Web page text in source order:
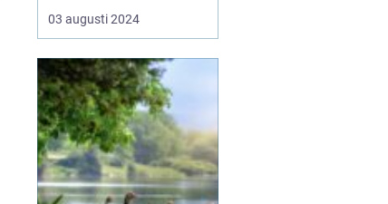
naturnära livet. Att
övernatta på ett
fånga just denna
upplevelse - och få en
paus från s...
03 augusti 2024